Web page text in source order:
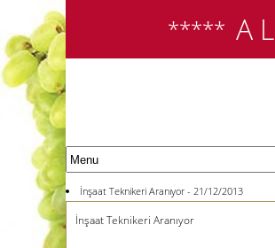
***** A
İnşaat Teknikeri Aranıyor - 21/12/2013
İnşaat Teknikeri Aranıyor